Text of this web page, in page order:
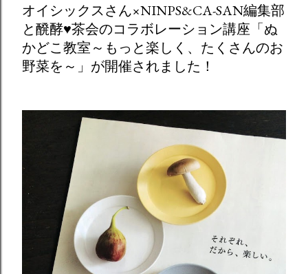
オイシックスさん×NINPS&CA-SAN編集部
と醗酵♥茶会のコラボレーション講座「ぬ
かどこ教室～もっと楽しく、たくさんのお
野菜を～」が開催されました！